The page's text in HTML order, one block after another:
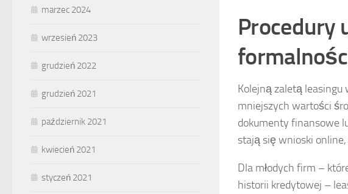
Procedury
Kolejną zaletą leasingu
mniejszych wartości
dokumenty finansowe
stają się wnioski
Dla młodych firm –
historii kredytowej –
marzec 2024
wrzesień 2023
grudzień 2022
grudzień 2021
październik 2021
kwiecień 2021
styczeń 2021